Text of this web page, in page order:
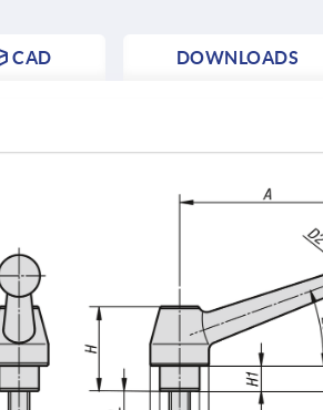
CAD DOWNLOADS